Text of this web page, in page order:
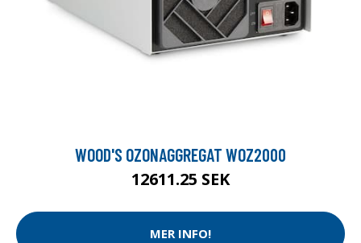
WOOD'S OZONAGGREGAT WOZ2000
12611.25 SEK
MER INFO!